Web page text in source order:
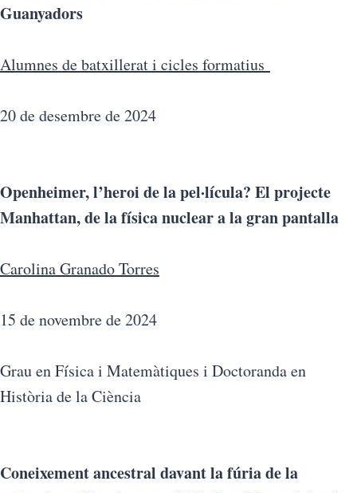
Guanyadors
Alumnes de batxillerat i cicles formatius
20 de desembre de 2024
Openheimer, l’heroi de la pel·lícula? El projecte
Manhattan, de la física nuclear a la gran pantalla
Carolina Granado Torres
15 de novembre de 2024
Grau en Física i Matemàtiques i Doctoranda en
Història de la Ciència
Coneixement ancestral davant la fúria de la